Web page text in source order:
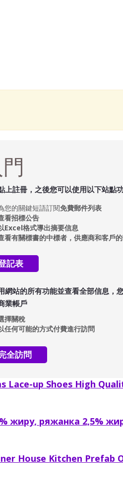
上註冊，之後您可以使用以下站點
您的關鍵短語訂閱免費郵件列表
看招標公告
Excel格式導出摘要信息
看有關標書的中標者，供應商和客戶
記表
網站的所有功能並查看全部信息，
業帳戶
擇關稅
任何可能的方式付費進行訪問
全訪問
up Shoes High
жиру, ряжанка 2,5%
House Kitchen Prefab